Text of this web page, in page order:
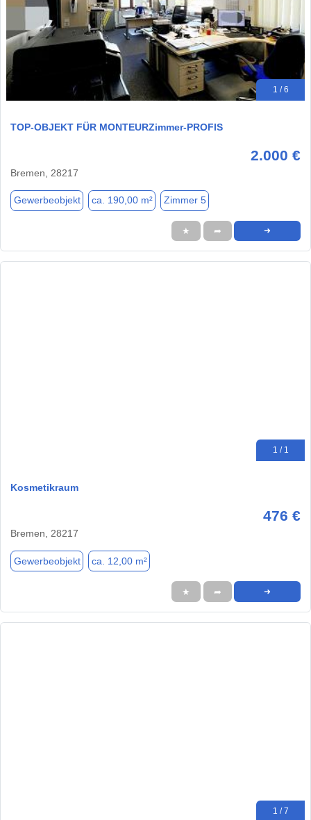
1 / 6
TOP-OBJEKT FÜR MONTEURZimmer-PROFIS
2.000 €
Bremen, 28217
Gewerbeobjekt ca. 190,00 m² Zimmer 5
★ ➦ ➜
1 / 1
Kosmetikraum
476 €
Bremen, 28217
Gewerbeobjekt ca. 12,00 m²
★ ➦ ➜
1 / 7